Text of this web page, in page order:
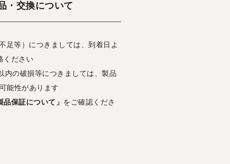
・交換について
足等）につきましては、到着日よ
ください
内の破損等につきましては、製品
能性があります
品保証について」 をご確認くださ